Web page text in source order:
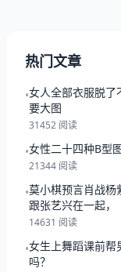
热门文章
•女人全部衣服脱了
要大图
31452 阅读
•女性二十四种B型
21344 阅读
•莫小棋预言肖战杨
跟张艺兴在一起，
14631 阅读
•女生上舞蹈课前帮
吗？